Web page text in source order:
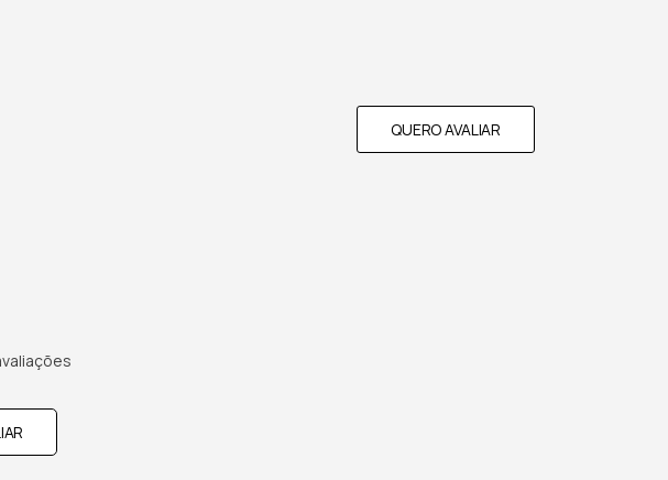
QUERO AVALIAR